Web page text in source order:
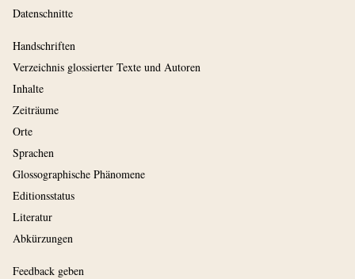
Datenschnitte
Handschriften
Verzeichnis glossierter Texte und Autoren
Inhalte
Zeiträume
Orte
Sprachen
Glossographische Phänomene
Editionsstatus
Literatur
Abkürzungen
Feedback geben